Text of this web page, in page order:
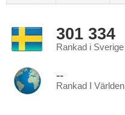
301 334
Rankad i Sverige
--
Rankad I Världen